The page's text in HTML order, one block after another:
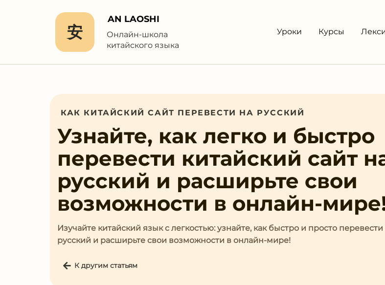
安
AN LAOSHI
Онлайн-школа
китайского языка
Уроки Курсы
КАК КИТАЙСКИЙ САЙТ ПЕРЕВЕСТИ НА РУССКИЙ
Узнайте, как легко и быстро
перевести китайский сайт
русский и расширьте свои
возможности в онлайн-
Изучайте китайский язык с легкостью: узнайте, как быстро и просто
русский и расширьте свои возможности в онлайн-мире!
К другим статьям